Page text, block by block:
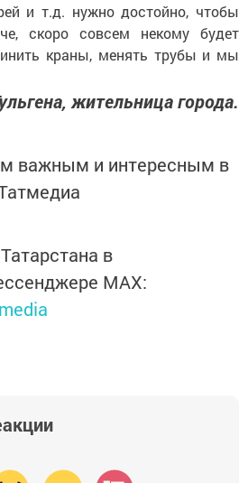
и т.д. нужно достойно, чтобы
скоро совсем некому будет
краны, менять трубы и мы
жительница города.
важным и интересным в
в
MАХ: